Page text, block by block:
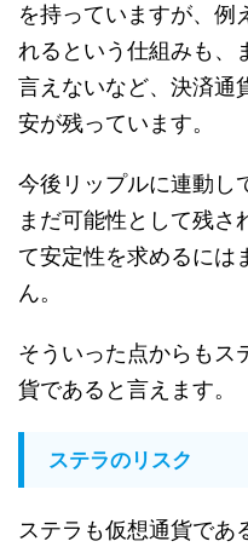
を持っていますが、例
れるという仕組みも、
言えないなど、決済通
安が残っています。
今後リップルに連動し
まだ可能性として残さ
て安定性を求めるには
ん。
そういった点からもス
貨であると言えます。
ステラのリスク
ステラも仮想通貨であ